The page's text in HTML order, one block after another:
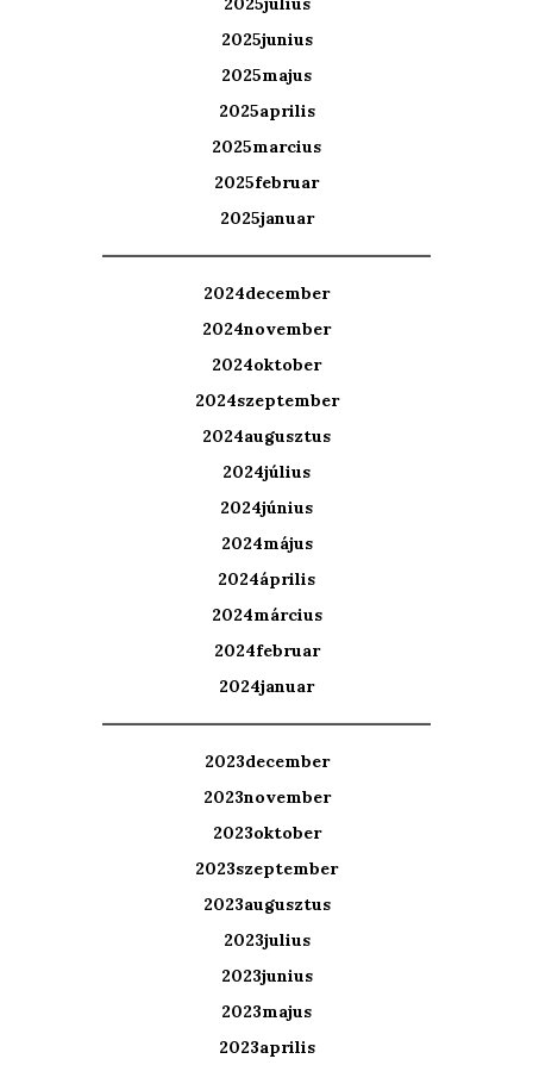
2025junius
2025majus
2025aprilis
2025marcius
2025februar
2025januar
2024december
2024november
2024oktober
2024szeptember
2024augusztus
2024július
2024június
2024május
2024április
2024március
2024februar
2024januar
2023december
2023november
2023oktober
2023szeptember
2023augusztus
2023julius
2023junius
2023majus
2023aprilis